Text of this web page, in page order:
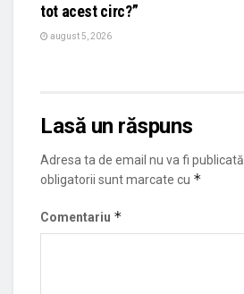
tot acest circ?”
august 5, 2026
Lasă un răspuns
Adresa ta de email nu va fi publicată.
obligatorii sunt marcate cu *
Comentariu *